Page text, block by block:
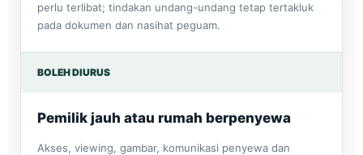
perlu terlibat; tindakan undang-undang tetap tertakluk
pada dokumen dan nasihat peguam.
BOLEH DIURUS
Pemilik jauh atau rumah berpenyewa
Akses, viewing, gambar, komunikasi penyewa dan